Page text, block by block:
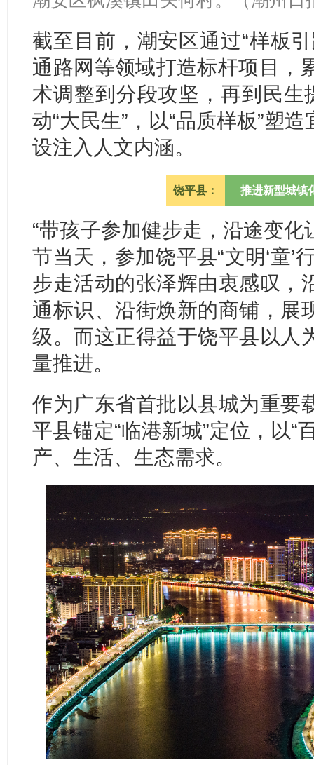
截至目前，潮安区通过“样板
通路网等领域打造标杆项目，
术调整到分段攻坚，再到民生
动“大民生”，以“品质样板”塑
设注入人文内涵。
饶平县： 推进新型城镇
“带孩子参加健步走，沿途变化
节当天，参加饶平县“文明‘童’
步走活动的张泽辉由衷感叹，
通标识、沿街焕新的商铺，展
级。而这正得益于饶平县以人
量推进。
作为广东省首批以县城为重要
平县锚定“临港新城”定位，以“
产、生活、生态需求。